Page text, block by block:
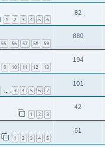
1 2 3 4 5 6
82
55 56 57 58 59
880
9 10 11 12 13
194
3 4 5 6 7
101
1 2 3
42
1 2 3 4 5
61